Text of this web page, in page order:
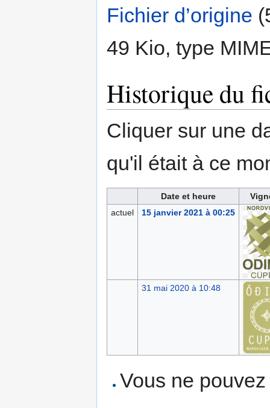
Fichier d’origine
49 Kio, type
Historique du
Cliquer sur une
qu'il était à ce
Date et heure
actuel
15 janvier 2021 à 00:25
31 mai 2020 à 10:48
Vous ne